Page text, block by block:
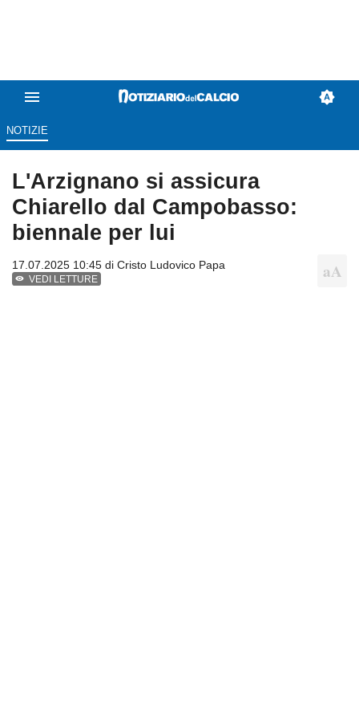
NOTIZIE
L'Arzignano si assicura
Chiarello dal Campobasso:
biennale per lui
17.07.2025 10:45 di Cristo Ludovico Papa
VEDI LETTURE